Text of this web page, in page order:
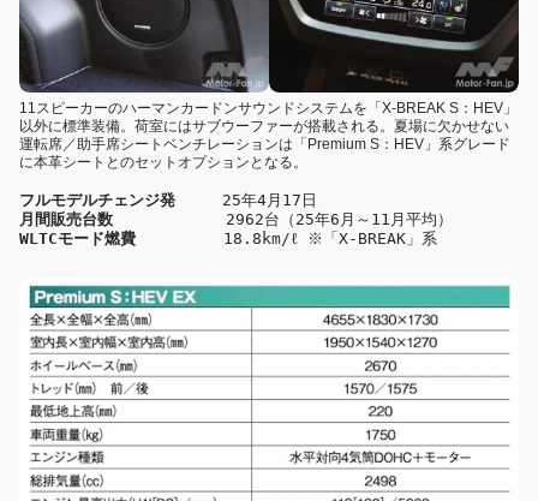
11スピーカーのハーマンカードンサウンドシステムを「X-BREAK S：HEV」
以外に標準装備。荷室にはサブウーファーが搭載される。夏場に欠かせない
運転席／助手席シートベンチレーションは「Premium S：HEV」系グレード
に本革シートとのセットオプションとなる。
フルモデルチェンジ発 25年4月17日
月間販売台数 2962台（25年6月～11月平均）
WLTCモード燃費 18.8km/ℓ ※「X-BREAK」系